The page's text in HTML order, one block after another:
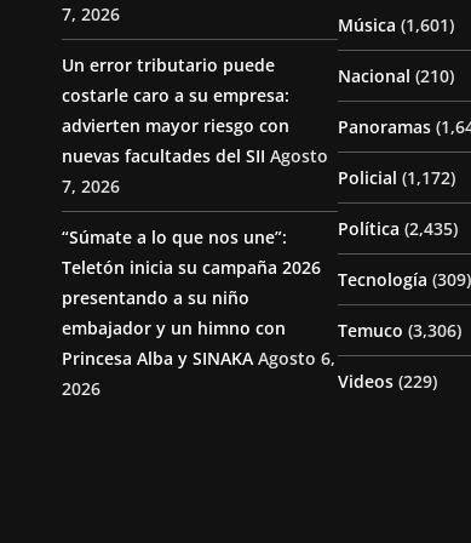
7, 2026
Un error tributario puede
costarle caro a su empresa:
advierten mayor riesgo con
nuevas facultades del SII Agosto
7, 2026
“Súmate a lo que nos une”:
Teletón inicia su campaña 2026
presentando a su niño
embajador y un himno con
Princesa Alba y SINAKA Agosto 6,
2026
Música (1,601)
Nacional (210)
Panoramas
Policial (1,172)
Política (2,435)
Tecnología (309)
Temuco (3,306)
Videos (229)